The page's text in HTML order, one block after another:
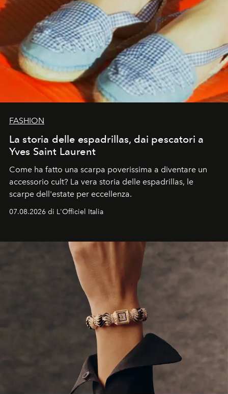
FASHION
La storia delle espadrillas, dai pescatori a
Yves Saint Laurent
Come ha fatto una scarpa poverissima a diventare un
accessorio cult? La vera storia delle espadrillas, le
scarpe dell'estate per eccellenza.
07.08.2026 di L'Officiel Italia